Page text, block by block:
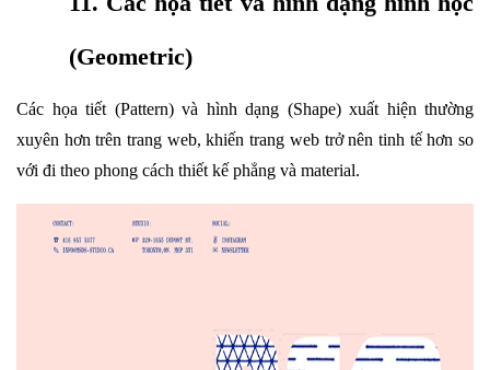
(Geometric)
Các họa tiết (Pattern) và hình dạng (Shape) xuất hiện thường
xuyên hơn trên trang web, khiến trang web trở nên tinh tế hơn so
với đi theo phong cách thiết kế phẳng và material.